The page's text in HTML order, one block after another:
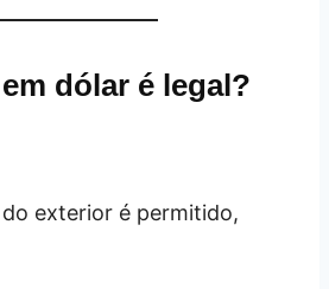
dólar é legal?
exterior é permitido,